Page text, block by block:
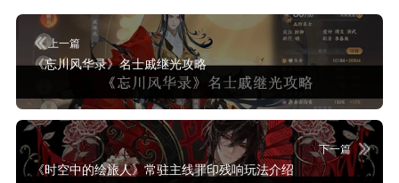
上一篇
《忘川风华录》名士戚继光攻略
下一篇
《时空中的绘旅人》常驻主线罪印残响玩法介绍